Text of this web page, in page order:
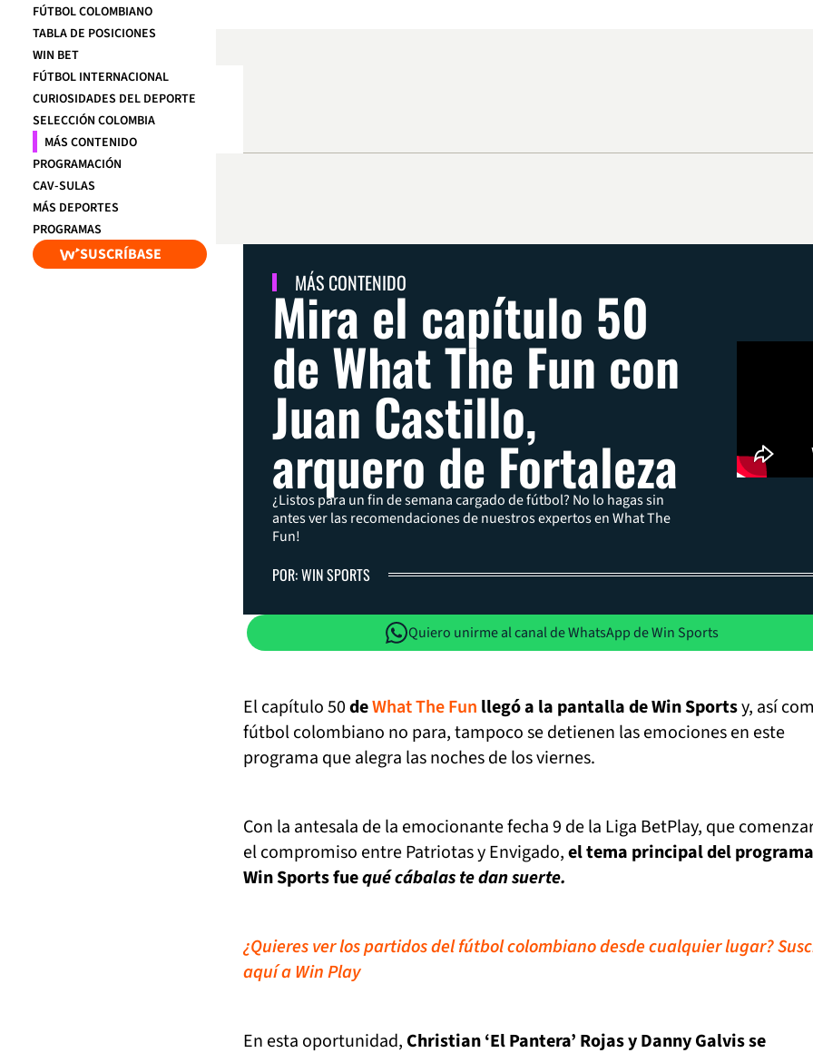
FÚTBOL COLOMBIANO
TABLA DE POSICIONES
WIN BET
FÚTBOL INTERNACIONAL
CURIOSIDADES DEL DEPORTE
SELECCIÓN COLOMBIA
MÁS CONTENIDO
PROGRAMACIÓN
CAV-SULAS
MÁS DEPORTES
PROGRAMAS
SUSCRÍBASE
MÁS CONTENIDO
Mira el capítulo 50
de What The Fun con
Juan Castillo,
arquero de Fortaleza
¿Listos para un fin de semana cargado de fútbol? No lo hagas sin
antes ver las recomendaciones de nuestros expertos en What The
Fun!
POR: WIN SPORTS
Quiero unirme al canal de WhatsApp de Win Sports
El capítulo 50deWhat The Fun llegó a la pantalla de Win Sportsy, así
fútbol colombiano no para, tampoco se detienen las emociones en este
programa que alegra las noches de los viernes.
Con la antesala de la emocionante fecha 9 de la Liga BetPlay, que
el compromiso entre Patriotas y Envigado,el tema principal del
Win Sports fuequé cábalas te dan suerte.
¿Quieres ver los partidos del fútbol colombiano desde cualquier lugar?
aquí a Win Play
En esta oportunidad, Christian ‘El Pantera’ Rojas y Danny Galvis se